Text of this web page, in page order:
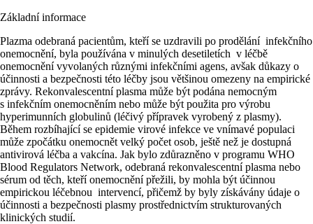
Základní informace
Plazma odebraná pacientům, kteří se uzdravili po prodělání infekčního
onemocnění, byla používána v minulých desetiletích v léčbě
onemocnění vyvolaných různými infekčními agens, avšak důkazy o
účinnosti a bezpečnosti této léčby jsou většinou omezeny na empirické
zprávy. Rekonvalescentní plasma může být podána nemocným
s infekčním onemocněním nebo může být použita pro výrobu
hyperimunních globulinů (léčivý přípravek vyrobený z plasmy).
Během rozbíhající se epidemie virové infekce ve vnímavé populaci
může zpočátku onemocnět velký počet osob, ještě než je dostupná
antivirová léčba a vakcína. Jak bylo zdůrazněno v programu WHO
Blood Regulators Network, odebraná rekonvalescentní plasma nebo
sérum od těch, kteří onemocnění přežili, by mohla být účinnou
empirickou léčebnou intervencí, přičemž by byly získávány údaje o
účinnosti a bezpečnosti plasmy prostřednictvím strukturovaných
klinických studií.